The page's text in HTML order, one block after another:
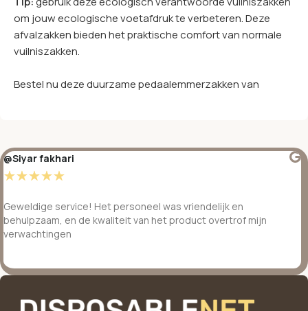
om jouw ecologische voetafdruk te verbeteren. Deze
afvalzakken bieden het praktische comfort van normale
vuilniszakken.
Bestel nu deze duurzame pedaalemmerzakken van
@Siyar fakhari
☆☆☆☆☆
Geweldige service! Het personeel was vriendelijk en
behulpzaam, en de kwaliteit van het product overtrof mijn
verwachtingen